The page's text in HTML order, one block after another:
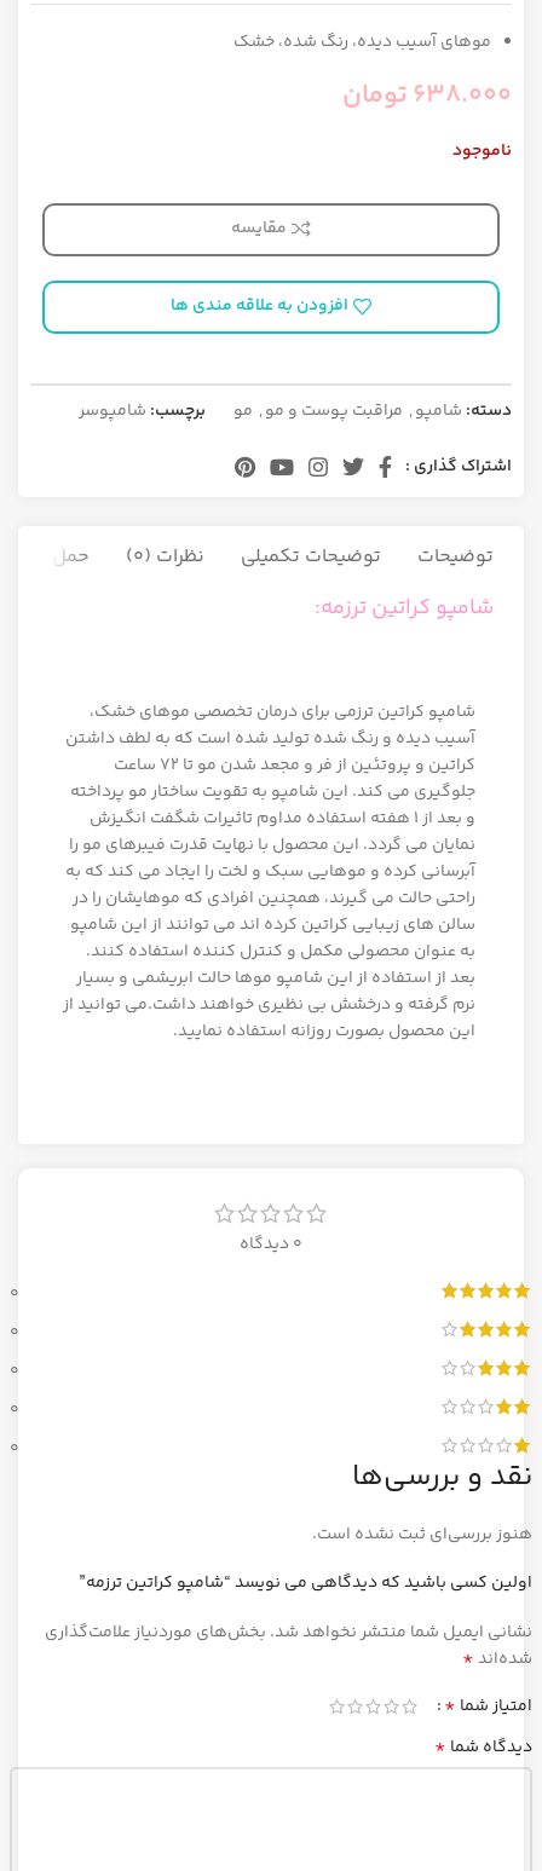
موهای آسیب دیده، رنگ شده، خشک
638.000تومان
ناموجود
مقایسه
افزودن به علاقه مندی ها
دسته: شامپو, مراقبت پوست و مو, مو برچسب: شامپوسر
اشتراک گذاری :
توضیحات توضیحات تکمیلی نظرات (0) حمل و نقل
شامپو کراتین ترزمه:
شامپو کراتین ترزمی برای درمان تخصصی موهای خشک،
آسیب دیده و رنگ شده تولید شده است که به لطف داشتن
کراتین و پروتئین از فر و مجعد شدن مو تا 72 ساعت
جلوگیری می کند. این شامپو به تقویت ساختار مو پرداخته
و بعد از 1 هفته استفاده مداوم تاثیرات شگفت انگیزش
نمایان می گردد. این محصول با نهایت قدرت فیبرهای مو را
آبرسانی کرده و موهایی سبک و لخت را ایجاد می کند که به
راحتی حالت می گیرند، همچنین افرادی که موهایشان را در
سالن های زیبایی کراتین کرده اند می توانند از این شامپو
به عنوان محصولی مکمل و کنترل کننده استفاده کنند.
بعد از استفاده از این شامپو موها حالت ابریشمی و بسیار
نرم گرفته و درخشش بی نظیری خواهند داشت.می توانید از
این محصول بصورت روزانه استفاده نمایید.
0 دیدگاه
0
0
0
0
0
نقد و بررسی‌ها
هنوز بررسی‌ای ثبت نشده است.
اولین کسی باشید که دیدگاهی می نویسد “شامپو کراتین ترزمه”
نشانی ایمیل شما منتشر نخواهد شد. بخش‌های موردنیاز علامت‌گذاری
شده‌اند*
امتیاز شما *
دیدگاه شما *